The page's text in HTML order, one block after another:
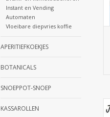
Instant en Vending
Automaten
Vloeibare diepvries koffie
APERITIEFKOEKJES
BOTANICALS
SNOEPPOT-SNOEP
KASSAROLLEN